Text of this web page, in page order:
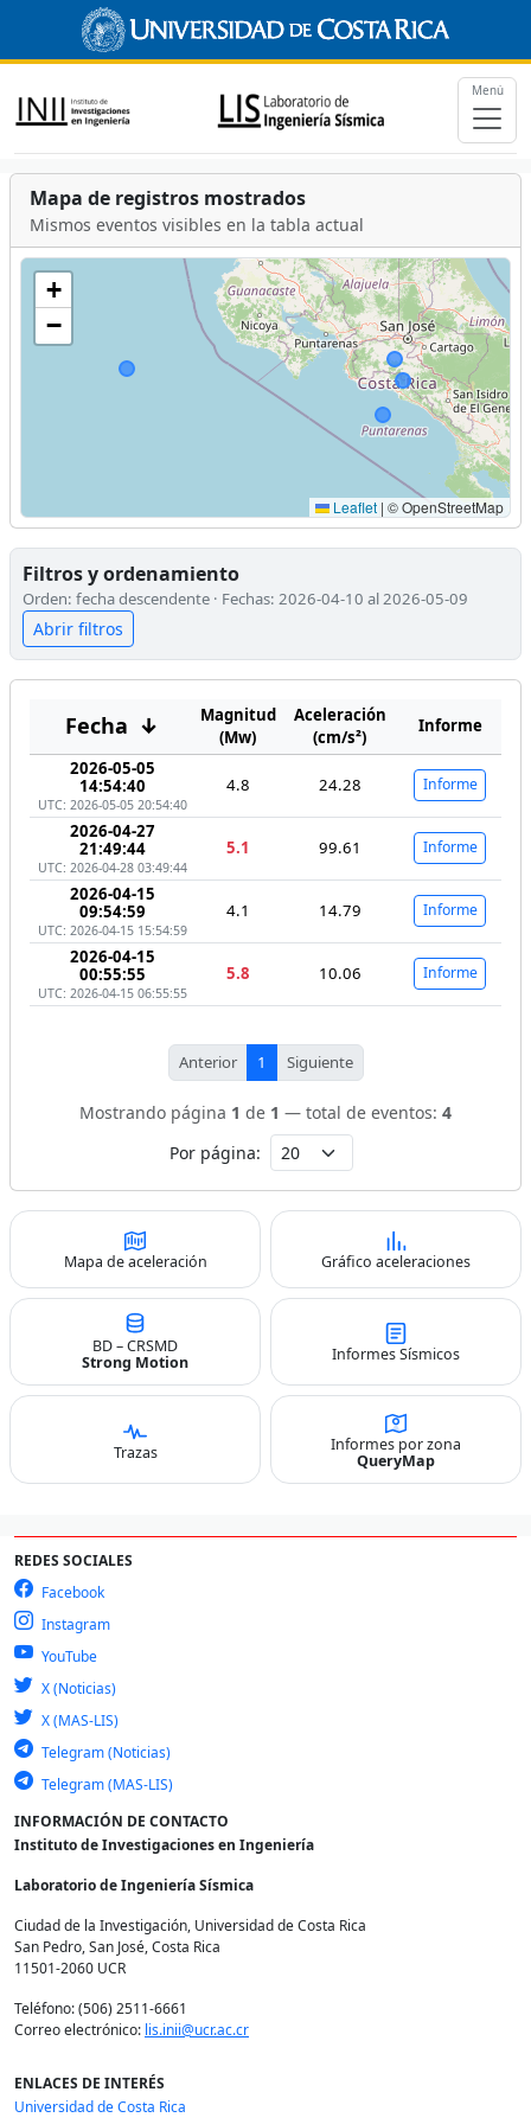
Menú
Mapa de registros mostrados
Mismos eventos visibles en la tabla actual
+
−
Leaflet | © OpenStreetMap
Filtros y ordenamiento
Orden: fecha descendente · Fechas: 2026-04-10 al 2026-05-09
Abrir filtros
Fecha ↓
Magnitud
(Mw)
Aceleración
(cm/s²)
Informe
2026-05-05
14:54:40
UTC: 2026-05-05 20:54:40
4.8 24.28 Informe
2026-04-27
21:49:44
UTC: 2026-04-28 03:49:44
5.1 99.61 Informe
2026-04-15
09:54:59
UTC: 2026-04-15 15:54:59
4.1 14.79 Informe
2026-04-15
00:55:55
UTC: 2026-04-15 06:55:55
5.8 10.06 Informe
Anterior 1 Siguiente
Mostrando página 1 de 1 — total de eventos: 4
Por página:
Mapa de aceleración Gráfico aceleraciones
BD – CRSMD
Strong Motion
Informes Sísmicos
Trazas
Informes por zona
QueryMap
REDES SOCIALES
Facebook
Instagram
YouTube
X (Noticias)
X (MAS-LIS)
Telegram (Noticias)
Telegram (MAS-LIS)
INFORMACIÓN DE CONTACTO
Instituto de Investigaciones en Ingeniería
Laboratorio de Ingeniería Sísmica
Ciudad de la Investigación, Universidad de Costa Rica
San Pedro, San José, Costa Rica
11501-2060 UCR
Teléfono: (506) 2511-6661
Correo electrónico: lis.inii@ucr.ac.cr
ENLACES DE INTERÉS
Universidad de Costa Rica